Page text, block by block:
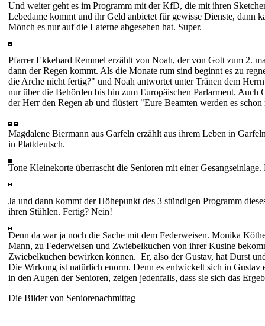
Und weiter geht es im Programm mit der KfD, die mit ihren
Lebedame kommt und ihr Geld anbietet für gewisse Dienste, dann
Mönch es nur auf die Laterne abgesehen hat. Super.
Pfarrer Ekkehard Remmel erzählt von Noah, der von Gott zum 2.
dann der Regen kommt. Als die Monate rum sind beginnt es zu
die Arche nicht fertig?" und Noah antwortet unter Tränen dem
nur über die Behörden bis hin zum Europäischen Parlarment.
der Herr den Regen ab und flüstert "Eure Beamten werden es
Magdalene Biermann aus Garfeln erzählt aus ihrem Leben in
in Plattdeutsch.
Tone Kleinekorte überrascht die Senioren mit einer
Ja und dann kommt der Höhepunkt des 3 stündigen Programm
ihren Stühlen. Fertig? Nein!
Denn da war ja noch die Sache mit dem Federweisen. Monika
Mann, zu Federweisen und Zwiebelkuchen von ihrer Kusine
Zwiebelkuchen bewirken können. Er, also der Gustav, hat Durst
Die Wirkung ist natürlich enorm. Denn es entwickelt sich in
in den Augen der Senioren, zeigen jedenfalls, dass sie sich das
Die Bilder von Seniorenachmittag